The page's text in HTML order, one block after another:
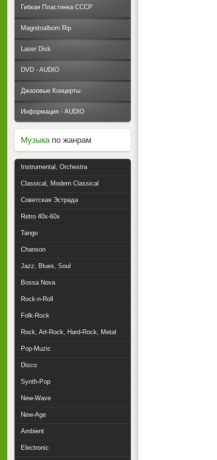
Гибкая Пластинка СССР
Magnitoalbom Rip
Laser Disk
DVD - AUDIO
Джазовые Концерты
Информация - AUDIO
Музыкапо жанрам
Instrumental, Orchestra
Classical, Modern Classical
Советская Эстрада
Retro 40x-60x
Tango
Chanson
Jazz, Blues, Soul
Bossa Nova
Rock-n-Roll
Folk-Rock
Rock, Art-Rock, Hard-Rock, Metal
Pop-Muzic
Disco
Synth-Pop
New-Wave
New-Age
Ambient
Electronic